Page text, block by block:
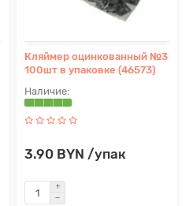
Кляймер оцинкованный №3
100шт в упаковке (46573)
3.90 BYN /упак